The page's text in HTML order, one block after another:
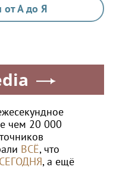
от А до Я
чем 20 000
ВСЁ, что
СЕГОДНЯ, а ещё